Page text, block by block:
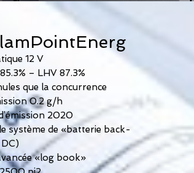
12 V
– LHV 87.3%
que la concurrence
0.2 g/h
2020
système de «batterie back-
«log book»